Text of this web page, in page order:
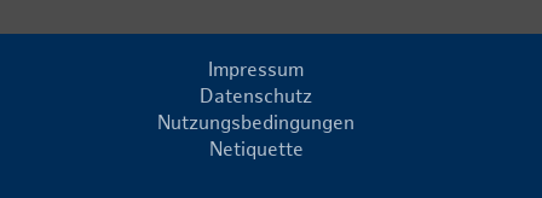
Impressum
Datenschutz
Nutzungsbedingungen
Netiquette